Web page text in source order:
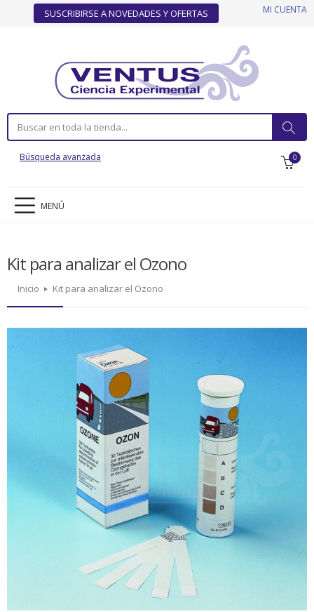
SUSCRIBIRSE A NOVEDADES Y OFERTAS MI CUENTA
Búsqueda avanzada 0
MENÚ
Kit para analizar el Ozono
Inicio Kit para analizar el Ozono